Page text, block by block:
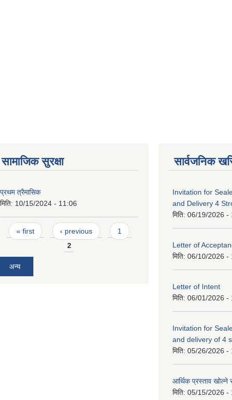
सामाजिक सुरक्षा
प्रथम त्रैमासिक
मिति: 10/15/2024 - 11:06
Pages
« first ‹ previous
1
2
अन्य
सार्वजनिक
Invitation for
and Delivery 4
मिति: 06/19/2026 -
Letter of
मिति: 06/10/2026 -
Letter of Intent
मिति: 06/01/2026 -
Invitation for
and delivery of 4
मिति: 05/26/2026 -
आर्थिक प्रस्ताव खोल्ने
मिति: 05/15/2026 -